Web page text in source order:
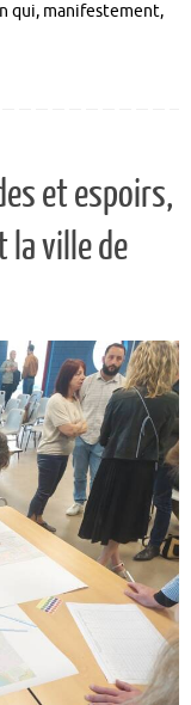
qui, manifestement,
et espoirs,
la ville de